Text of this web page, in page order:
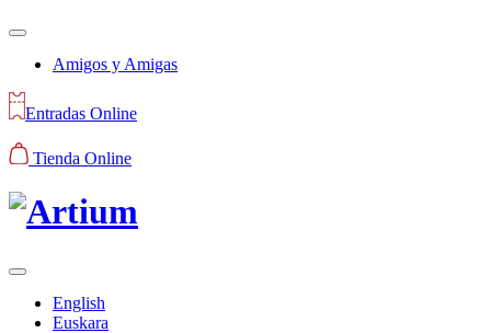
Amigos y Amigas
Entradas Online
Tienda Online
English
Euskara